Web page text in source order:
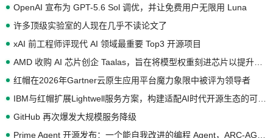
OpenAI 宣布为 GPT-5.6 Sol 调优，并让免费用户无限用 Luna
许多顶级实验室的人现在几乎不读论文了
xAI 前工程师评现代 AI 领域最重要 Top3 开源项目
红帽在2026年Gartner云原生应用平台魔力象限中被评为领导者
GitHub 再次爆发大规模服务降级